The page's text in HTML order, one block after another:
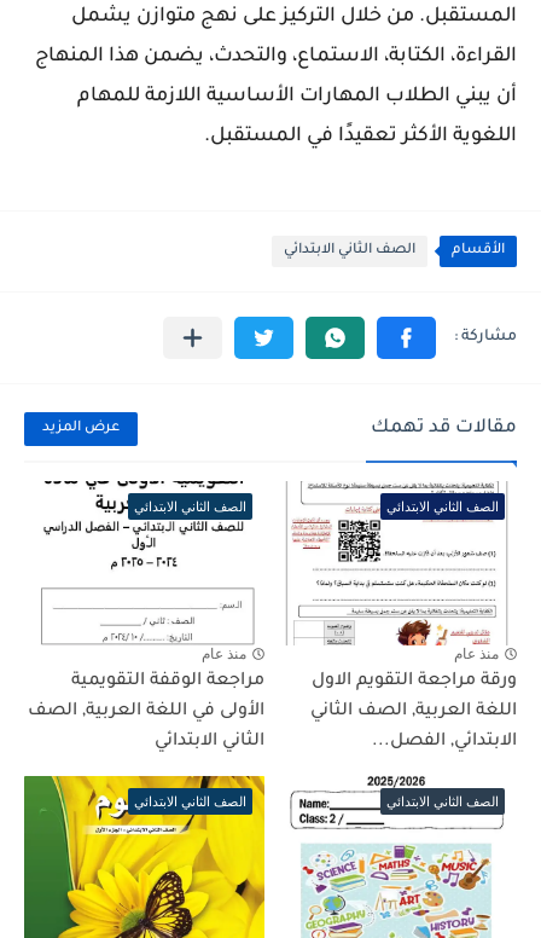
المستقبل. من خلال التركيز على نهج متوازن يشمل
القراءة، الكتابة، الاستماع، والتحدث، يضمن هذا المنهاج
أن يبني الطلاب المهارات الأساسية اللازمة للمهام
اللغوية الأكثر تعقيدًا في المستقبل.
الأقسام الصف الثاني الابتدائي
مقالات قد تهمك عرض المزيد
الصف الثاني الابتدائي
منذ عام
ورقة مراجعة التقويم الاول
اللغة العربية, الصف الثاني
الابتدائي, الفصل...
الصف الثاني الابتدائي
منذ عام
مراجعة الوقفة التقويمية
الأولى في اللغة العربية, الصف
الثاني الابتدائي
الصف الثاني الابتدائي الصف الثاني الابتدائي